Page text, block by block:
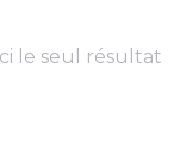
le seul résultat